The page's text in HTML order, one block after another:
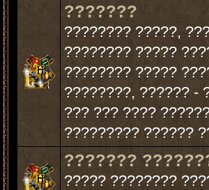
???????
???????? ?????,
???????? ?????
???????? ?????
????????, ?????? -
??? ??? ????
????????? ??????
???????
????? ????????